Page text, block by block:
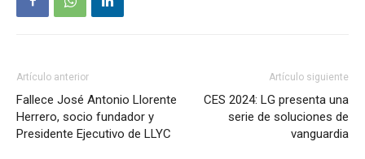
Artículo anterior
Fallece José Antonio Llorente
Herrero, socio fundador y
Presidente Ejecutivo de LLYC
Artículo siguiente
CES 2024: LG presenta una
serie de soluciones de
vanguardia